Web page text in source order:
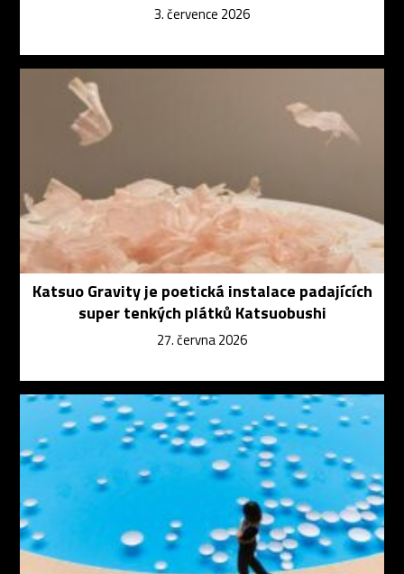
3. července 2026
Katsuo Gravity je poetická instalace padajících
super tenkých plátků Katsuobushi
27. června 2026